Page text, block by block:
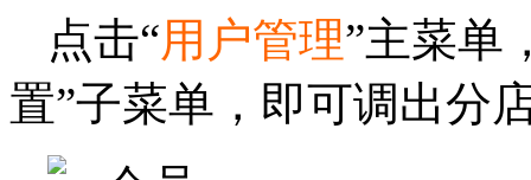
点击“用户管理”主菜单
置”子菜单，即可调出分